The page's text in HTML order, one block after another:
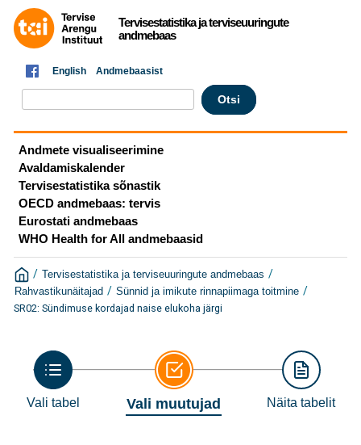
Tervisestatistika ja terviseuuringute
andmebaas
English Andmebaasist
Andmete visualiseerimine
Avaldamiskalender
Tervisestatistika sõnastik
OECD andmebaas: tervis
Eurostati andmebaas
WHO Health for All andmebaasid
/ Tervisestatistika ja terviseuuringute andmebaas /
Rahvastikunäitajad / Sünnid ja imikute rinnapiimaga toitmine /
SR02: Sündimuse kordajad naise elukoha järgi
Vali tabel Vali muutujad Näita tabelit